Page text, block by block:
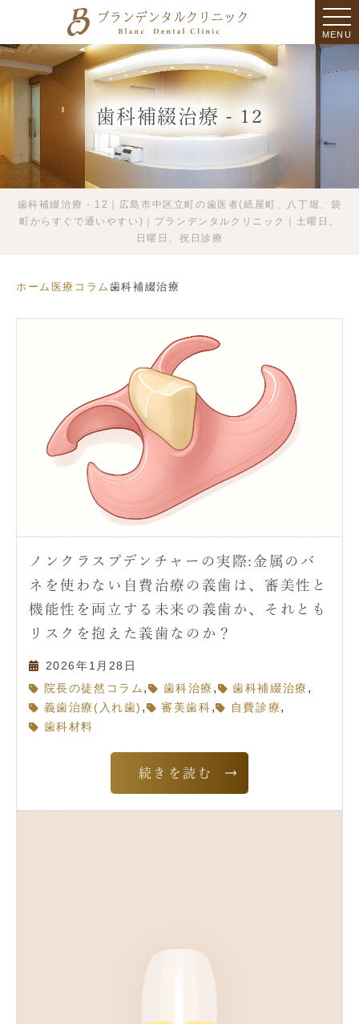
MENU
歯科補綴治療 - 12
歯科補綴治療 - 12｜広島市中区立町の歯医者(紙屋町、八丁堀、袋
町からすぐで通いやすい)｜ブランデンタルクリニック｜土曜日、
日曜日、祝日診療
ホーム 医療コラム 歯科補綴治療
ノンクラスプデンチャーの実際:金属のバ
ネを使わない自費治療の義歯は、審美性と
機能性を両立する未来の義歯か、それとも
リスクを抱えた義歯なのか？
2026年1月28日
院長の徒然コラム , 歯科治療 , 歯科補綴治療 ,
義歯治療(入れ歯) , 審美歯科 , 自費診療 ,
歯科材料
続きを読む